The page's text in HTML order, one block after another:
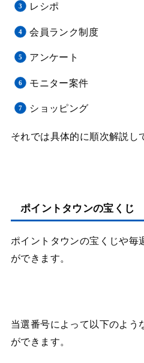
レシポ
会員ランク制度
アンケート
モニター案件
ショッピング
それでは具体的に順次解説し
ポイントタウンの宝くじ
ポイントタウンの宝くじや毎
ができます。
当選番号によって以下のよう
ができます。